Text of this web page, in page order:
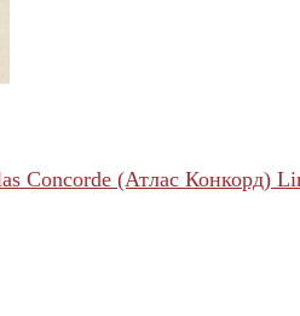
Concorde (Атлас Конкорд)